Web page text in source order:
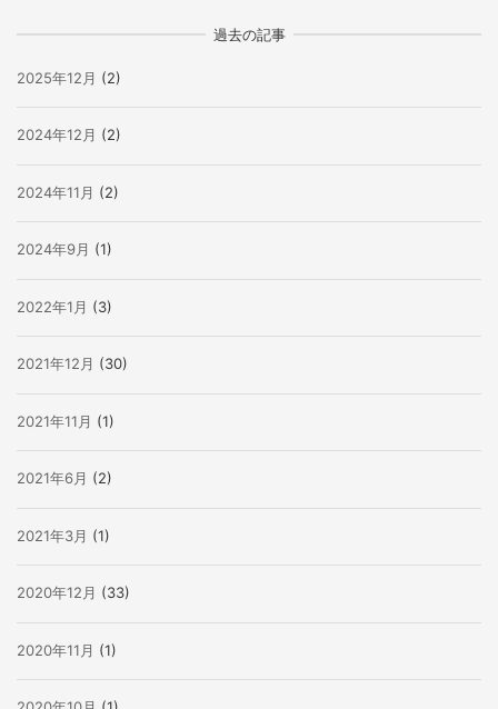
過去の記事
2025年12月 (2)
2024年12月 (2)
2024年11月 (2)
2024年9月 (1)
2022年1月 (3)
2021年12月 (30)
2021年11月 (1)
2021年6月 (2)
2021年3月 (1)
2020年12月 (33)
2020年11月 (1)